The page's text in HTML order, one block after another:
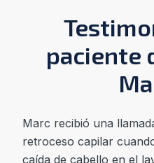
paciente
Marc recibió una
retroceso capilar
caída de cabello en el